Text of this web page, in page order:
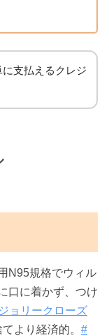
支払えるクレジ
N95規格でウィル
口に着かず、つけ
ョリークローズ
より経済的。 #